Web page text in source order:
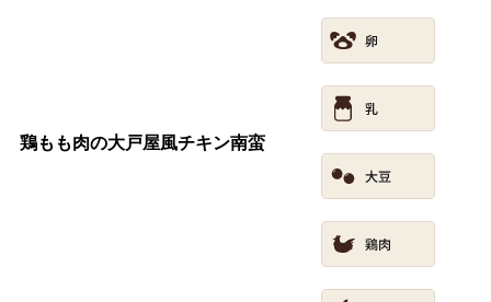
鶏もも肉の大戸屋風チキン南蛮